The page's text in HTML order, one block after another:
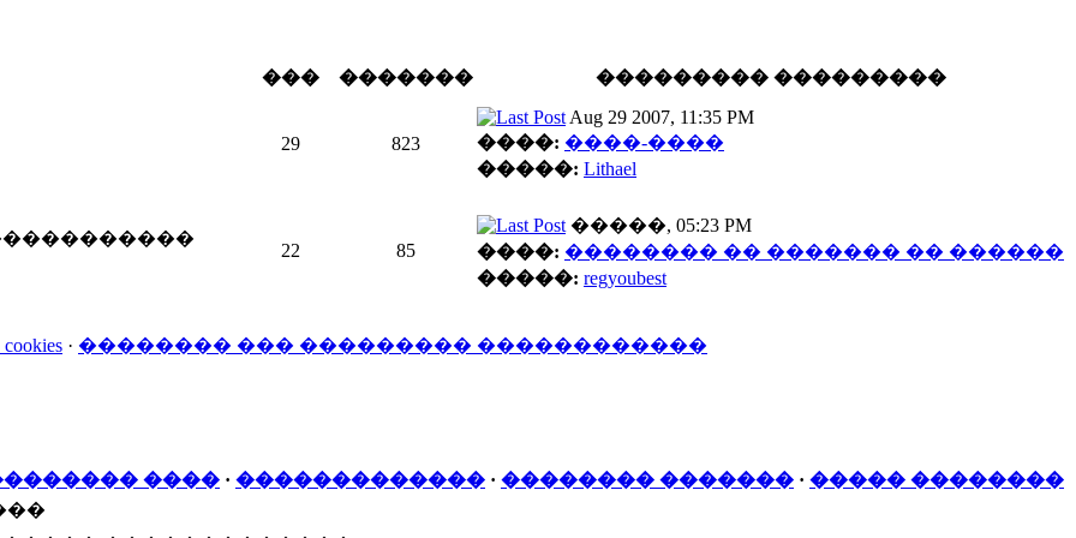
��� ������� ��������� ���������
29 823
Aug 29 2007, 11:35 PM
����: ����-����
�����: Lithael
22 85
�����, 05:23 PM
����: �������� �� ������� �� ������
�����: regyoubest
· �������� ��� ��������� ������������
���� · ������������� · �������� ������� · ����� ��������